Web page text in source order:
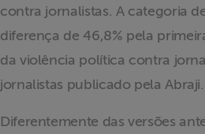
contra jornalistas. A categoria
diferença de 46,8% pela
da violência política contra
jornalistas publicado pela
Diferentemente das versões